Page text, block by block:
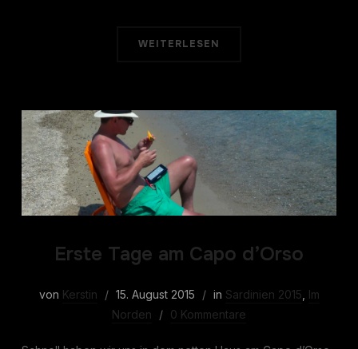
WEITERLESEN
Erste Tage am Capo d’Orso
von Kerstin 15. August 2015 in Sardinien 2015 Im
Norden
0 Kommentare